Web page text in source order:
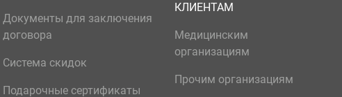
Документы для заключения
договора
Система скидок
Подарочные сертификаты
КЛИЕНТАМ
Медицинским
организациям
Прочим организациям